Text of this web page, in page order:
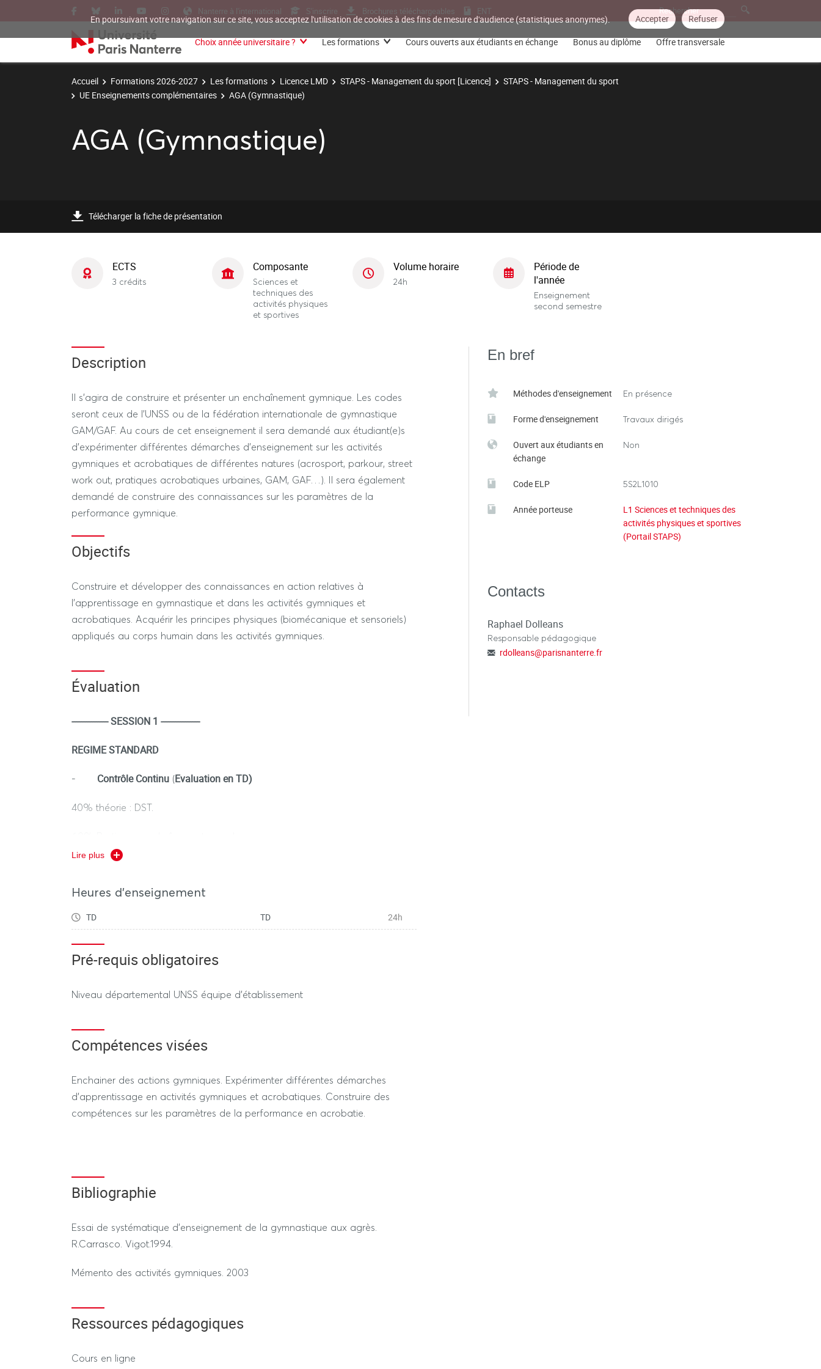
En poursuivant votre navigation sur ce site, vous acceptez l'utilisation de cookies à des fins de mesure d'audience (statistiques anonymes). Accepter Refuser
Nanterre à l'international S'inscrire Brochures téléchargeables ENT
Choix année universitaire ? Les formations Cours ouverts aux étudiants en échange Bonus au diplôme Offre transversale
Accueil Formations 2026-2027 Les formations Licence LMD STAPS - Management du sport [Licence]
STAPS - Management du sport
UE Enseignements complémentaires
AGA (Gymnastique)
AGA (Gymnastique)
Télécharger la fiche de présentation
ECTS
3 crédits
Composante
Sciences et
techniques des
activités physiques
et sportives
Volume horaire
24h
Période de
l'année
Enseignement
second semestre
Description
Il s’agira de construire et présenter un enchaînement gymnique. Les codes
seront ceux de l’UNSS ou de la fédération internationale de gymnastique
GAM/GAF. Au cours de cet enseignement il sera demandé aux étudiant(e)s
d’expérimenter différentes démarches d’enseignement sur les activités
gymniques et acrobatiques de différentes natures (acrosport, parkour, street
work out, pratiques acrobatiques urbaines, GAM, GAF…). Il sera également
demandé de construire des connaissances sur les paramètres de la
performance gymnique.
Objectifs
Construire et développer des connaissances en action relatives à
l’apprentissage en gymnastique et dans les activités gymniques et
acrobatiques. Acquérir les principes physiques (biomécanique et sensoriels)
appliqués au corps humain dans les activités gymniques.
Évaluation
--------------- SESSION 1 ----------------
REGIME STANDARD
- Contrôle Continu (Evaluation en TD)
40% théorie : DST.
REGIME DEROGATOIRE
Evaluation lors d'un TD
40% théorie : DST
60% Pratique : enchaînement au sol.
REGIME STANDARD / DEROGATOIRE
60% Pratique : enchaînement au sol.. Durée 2h max
Lire plus
Heures d'enseignement
TD TD 24h
Pré-requis obligatoires
Niveau départemental UNSS équipe d’établissement
Compétences visées
Enchainer des actions gymniques. Expérimenter différentes démarches
d’apprentissage en activités gymniques et acrobatiques. Construire des
compétences sur les paramètres de la performance en acrobatie.
Bibliographie
Essai de systématique d’enseignement de la gymnastique aux agrès.
R.Carrasco. Vigot.1994.
Mémento des activités gymniques. 2003
Ressources pédagogiques
Cours en ligne
En bref
Méthodes d'enseignement En présence
Forme d'enseignement Travaux dirigés
Ouvert aux étudiants en
échange
Non
Code ELP 5S2L1010
Année porteuse
L1 Sciences et techniques des
activités physiques et sportives
(Portail STAPS)
Contacts
Raphael Dolleans
Responsable pédagogique
rdolleans@parisnanterre.fr